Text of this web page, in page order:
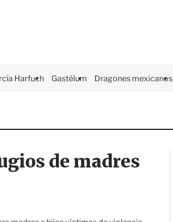
Harfuch Gastélum Dragones mexicanos
de madres